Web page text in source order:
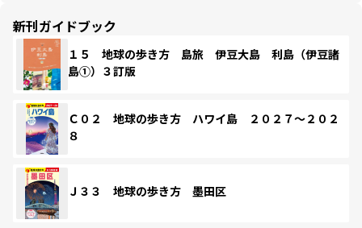
新刊ガイドブック
１５ 地球の歩き方 島旅 伊豆大島 利島（伊豆諸
島①）３訂版
Ｃ０２ 地球の歩き方 ハワイ島 ２０２７～２０２
８
Ｊ３３ 地球の歩き方 墨田区